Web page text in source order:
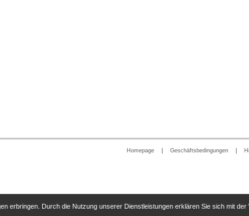
Homepage Geschäftsbedingungen
erbringen. Durch die Nutzung unserer Dienstleistungen erklären Sie sich mit